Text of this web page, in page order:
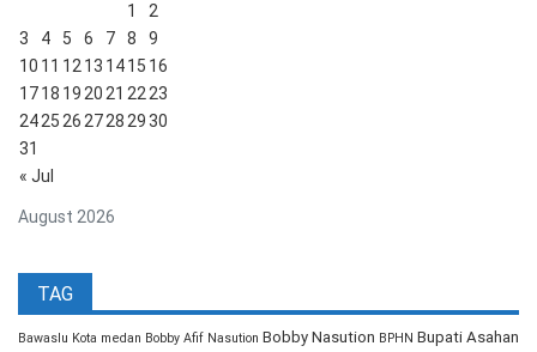
August 2026
« Jul
1
2
3
4 5 6 7 8
9
10 11 1213 1415 16
1718 192021 2223
24252627282930
31
TAG
Bawaslu Kota medan Bobby Afif Nasution Bobby Nasution BPHN Bupati Asahan